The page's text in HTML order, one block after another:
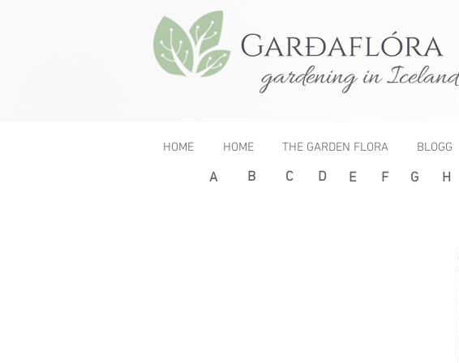
gardening in Iceland
HOME HOME THE GARDEN FLORA BLOGG
< PreviousA B C D E F G H